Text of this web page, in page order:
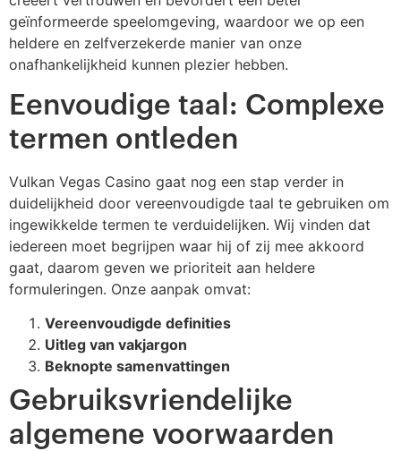
geïnformeerde speelomgeving, waardoor we op een
heldere en zelfverzekerde manier van onze
onafhankelijkheid kunnen plezier hebben.
Eenvoudige taal: Complexe
termen ontleden
Vulkan Vegas Casino gaat nog een stap verder in
duidelijkheid door vereenvoudigde taal te gebruiken om
ingewikkelde termen te verduidelijken. Wij vinden dat
iedereen moet begrijpen waar hij of zij mee akkoord
gaat, daarom geven we prioriteit aan heldere
formuleringen. Onze aanpak omvat:
Vereenvoudigde definities
Uitleg van vakjargon
Beknopte samenvattingen
Gebruiksvriendelijke
algemene voorwaarden